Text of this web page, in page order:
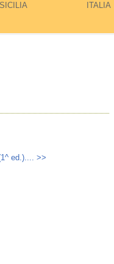
ITALIA
ed.).... >>